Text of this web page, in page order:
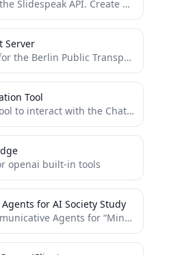
MCP Server for the Slidespeak API. Create PowerPoint Presentations using MCP.
Server
An MCP server for the Berlin Public Transport
Tool
A Claude MCP tool to interact with the ChatGPT desktop app on macOS
openai built-in tools
for AI Society Study
for “Mind” Exploration of Large Scale Language Model Society